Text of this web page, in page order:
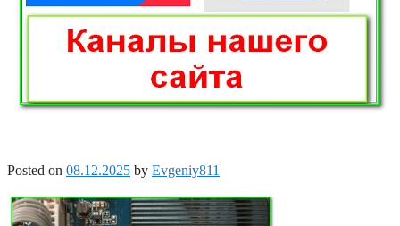
Posted on 08.12.2025 by Evgeniy811